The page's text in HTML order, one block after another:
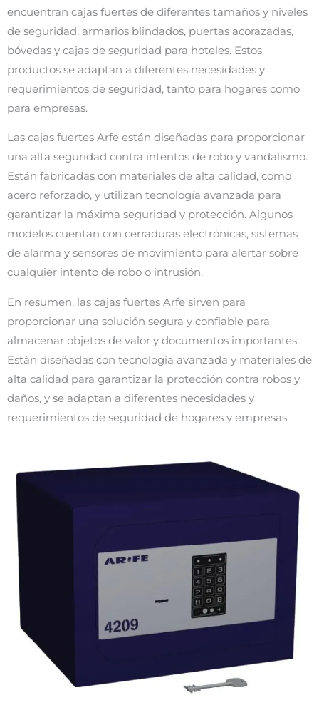
encuentran cajas fuertes de diferentes tamaños y niveles
de seguridad, armarios blindados, puertas acorazadas,
bóvedas y cajas de seguridad para hoteles. Estos
productos se adaptan a diferentes necesidades y
requerimientos de seguridad, tanto para hogares como
para empresas.
Las cajas fuertes Arfe están diseñadas para proporcionar
una alta seguridad contra intentos de robo y vandalismo.
Están fabricadas con materiales de alta calidad, como
acero reforzado, y utilizan tecnología avanzada para
garantizar la máxima seguridad y protección. Algunos
modelos cuentan con cerraduras electrónicas, sistemas
de alarma y sensores de movimiento para alertar sobre
cualquier intento de robo o intrusión.
En resumen, las cajas fuertes Arfe sirven para
proporcionar una solución segura y confiable para
almacenar objetos de valor y documentos importantes.
Están diseñadas con tecnología avanzada y materiales de
alta calidad para garantizar la protección contra robos y
daños, y se adaptan a diferentes necesidades y
requerimientos de seguridad de hogares y empresas.